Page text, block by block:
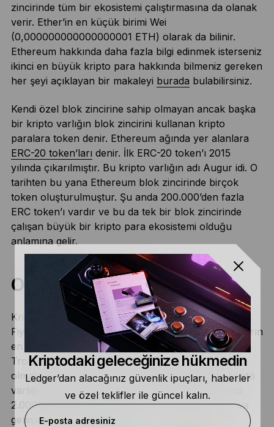
zincirinde tüm bir ekosistemi çalıştırmasına da olanak
verir. Ether’in en küçük birimi Wei
(0,000000000000000001 ETH) olarak da bilinir.
Ethereum hakkında daha fazla bilgi edinmek isterseniz
ikinci en büyük kripto para hakkında bilmeniz gereken
her şeyi açıklayan bir makaleyi burada bulabilirsiniz.
Kendi özel blok zincirine sahip olmayan ancak başka
bir kripto varlığın blok zincirini kullanan kripto
paralara token denir. Ethereum ağında yer alanlara
ERC-20 token’ları denir. İlk ERC-20 token’ı 2015
yılında çıkarılmıştır. Bu kripto varlığın adı Augur idi. O
tarihten bu yana Ethereum blok zincirinde birçok
token oluşturulmuştur. Şu anda 200.000’den fazla
ERC token’ı vardır ve bu da tek bir blok zincirinde
çalışan büyük bir kripto para ekosistemi olduğu
anlamına gelir.
O andan itibaren
Kripto para dünyası o andan itibaren hiç durmadı.
Fiyatlar Ocak 2018’de Bitcoin tarihinde tüm zamanların
en yüksek seviyesine ulaştı ve EOS (Temmuz 2017),
Tron (Eylül 2017) ve Cardano (Ekim 2017) da dâhil
olmak üzere o zamandan bu yana birçok yeni kripto
varlığı piyasaya çıktı. Kripto para piyasası şu anda
2.000’den fazla dijital paraya ev sahipliği yapıyor ve
genişlemeye devam ediyor.
Kriptodaki geleceğinize hükmedin
Ledger’dan alacağınız güvenlik ipuçları, haberler
ve özel teklifler ile güncel kalın.
E-posta adresiniz